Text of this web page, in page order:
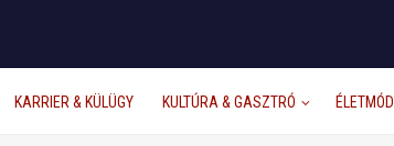
KARRIER & KÜLÜGY KULTÚRA & GASZTRÓ ÉLETMÓD